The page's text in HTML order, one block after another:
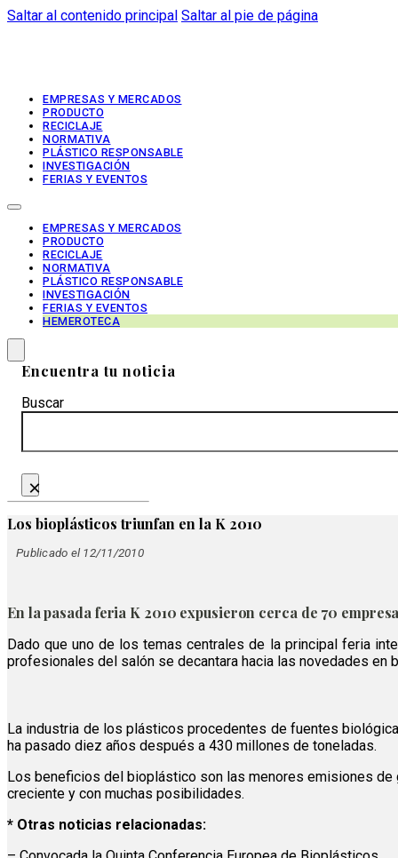
Saltar al contenido principal Saltar al pie de página
EMPRESAS Y MERCADOS
PRODUCTO
RECICLAJE
NORMATIVA
PLÁSTICO RESPONSABLE
INVESTIGACIÓN
FERIAS Y EVENTOS
EMPRESAS Y MERCADOS
PRODUCTO
RECICLAJE
NORMATIVA
PLÁSTICO RESPONSABLE
INVESTIGACIÓN
FERIAS Y EVENTOS
HEMEROTECA
Encuentra tu noticia
Buscar
×
Los bioplásticos triunfan en la K 2010
Publicado el 12/11/2010
En la pasada feria K 2010 expusieron cerca de 70
Dado que uno de los temas centrales de la principal feria
profesionales del salón se decantara hacia las novedades en
La industria de los plásticos procedentes de fuentes
ha pasado diez años después a 430 millones de toneladas.
Los beneficios del bioplástico son las menores emisiones de
creciente y con muchas posibilidades.
* Otras noticias relacionadas: